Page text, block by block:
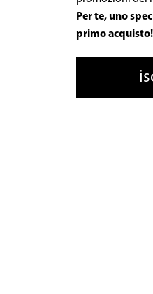
Per te, uno
primo acquisto!